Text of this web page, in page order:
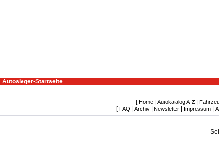
Autosieger-Startseite
[ Home Autokatalog A-Z
[ FAQ Archiv| Newsletter| Impressum|